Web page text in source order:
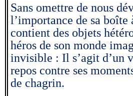
Sans omettre de nous
l’importance de sa
contient des objets
héros de son monde
invisible : Il s’agit d’un
repos contre ses
de chagrin.